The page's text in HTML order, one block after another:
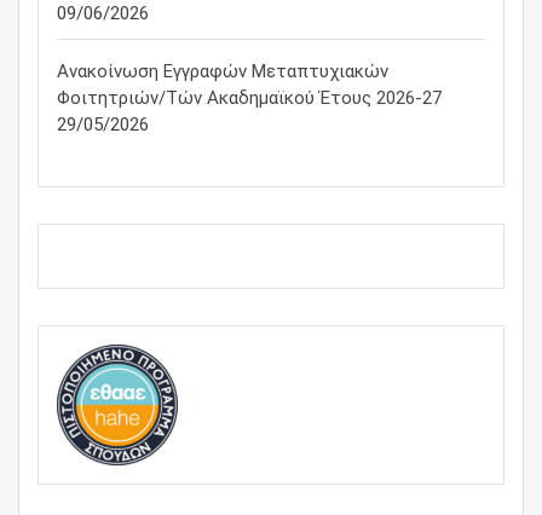
09/06/2026
Ανακοίνωση Εγγραφών Μεταπτυχιακών
Φοιτητριών/τών Ακαδημαϊκού Έτους 2026-27
29/05/2026